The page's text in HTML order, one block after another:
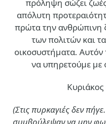
πρόληψη σώζει
απόλυτη
πρώτα την ανθρώπινη
των πολιτών και
οικοσυστήματα. Αυτόν
να υπηρετούμε με
(Στις πυρκαγιές δεν
συμβούλεψαν να μην